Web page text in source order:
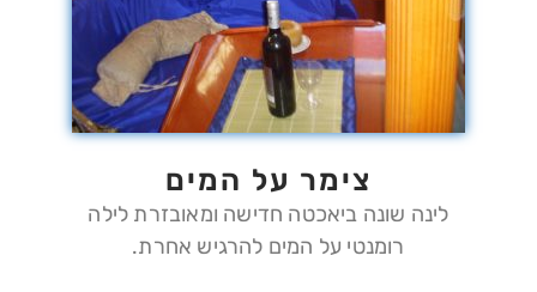
צימר על המים
לינה שונה ביאכטה חדישה ומאובזרת לילה
רומנטי על המים להרגיש אחרת.